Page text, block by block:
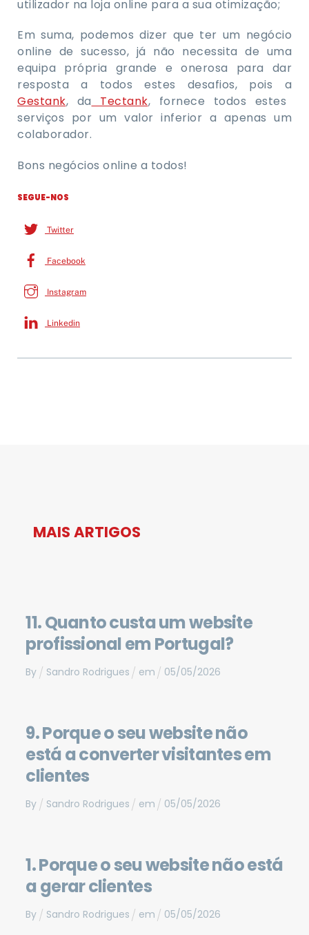
utilizador na loja online para a sua otimização;
Em suma, podemos dizer que ter um negócio
online de sucesso, já não necessita de uma
equipa própria grande e onerosa para dar
resposta a todos estes desafios, pois a
Gestank, da Tectank, fornece todos estes
serviços por um valor inferior a apenas um
colaborador.
Bons negócios online a todos!
SEGUE-NOS
Twitter
Facebook
Instagram
Linkedin
MAIS ARTIGOS
11. Quanto custa um website
profissional em Portugal?
By Sandro Rodrigues em 05/05/2026
9. Porque o seu website não
está a converter visitantes em
clientes
By Sandro Rodrigues em 05/05/2026
1. Porque o seu website não está
a gerar clientes
By Sandro Rodrigues em 05/05/2026